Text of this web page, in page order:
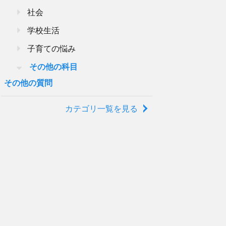
社会
学校生活
子育ての悩み
その他の科目
その他の質問
カテゴリ一覧を見る